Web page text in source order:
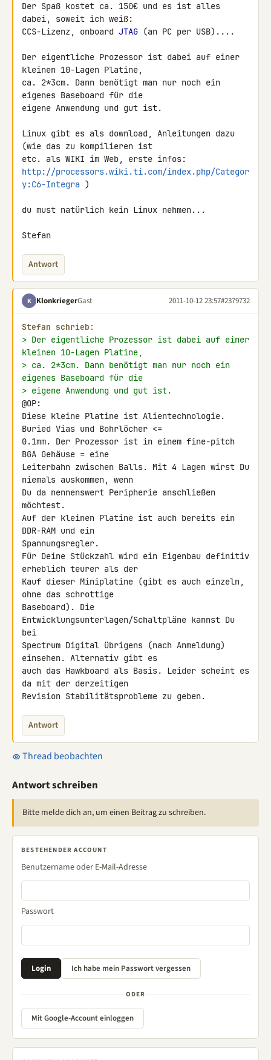
Der Spaß kostet ca. 150€ und es ist alles
dabei, soweit ich weiß:
CCS-Lizenz, onboard JTAG (an PC per USB)....
Der eigentliche Prozessor ist dabei auf einer
kleinen 10-Lagen Platine,
ca. 2*3cm. Dann benötigt man nur noch ein
eigenes Baseboard für die
eigene Anwendung und gut ist.
Linux gibt es als download, Anleitungen dazu
(wie das zu kompilieren ist
http://processors.wiki.ti.com/index.php/Categor
y:C6-Integra )
du must natürlich kein Linux nehmen...
Stefan
Antwort
K KlonkriegerGast 2011-10-12 23:57#2379732
Stefan schrieb:
> Der eigentliche Prozessor ist dabei auf einer
kleinen 10-Lagen Platine,
> ca. 2*3cm. Dann benötigt man nur noch ein
eigenes Baseboard für die
> eigene Anwendung und gut ist.
@OP:
Diese kleine Platine ist Alientechnologie.
Buried Vias und Bohrlöcher <=
0.1mm. Der Prozessor ist in einem fine-pitch
BGA Gehäuse = eine
Leiterbahn zwischen Balls. Mit 4 Lagen wirst Du
niemals auskommen, wenn
Du da nennenswert Peripherie anschließen
möchtest.
Auf der kleinen Platine ist auch bereits ein
DDR-RAM und ein
Spannungsregler.
Für Deine Stückzahl wird ein Eigenbau definitiv
erheblich teurer als der
Kauf dieser Miniplatine (gibt es auch einzeln,
ohne das schrottige
Baseboard). Die
Entwicklungsunterlagen/Schaltpläne kannst Du
bei
Spectrum Digital übrigens (nach Anmeldung)
einsehen. Alternativ gibt es
auch das Hawkboard als Basis. Leider scheint es
da mit der derzeitigen
Revision Stabilitätsprobleme zu geben.
Antwort
Thread beobachten
Antwort schreiben
Bitte melde dich an, um einen Beitrag zu schreiben.
BESTEHENDER ACCOUNT
Benutzername oder E-Mail-Adresse
Passwort
ODER
Mit Google-Account einloggen